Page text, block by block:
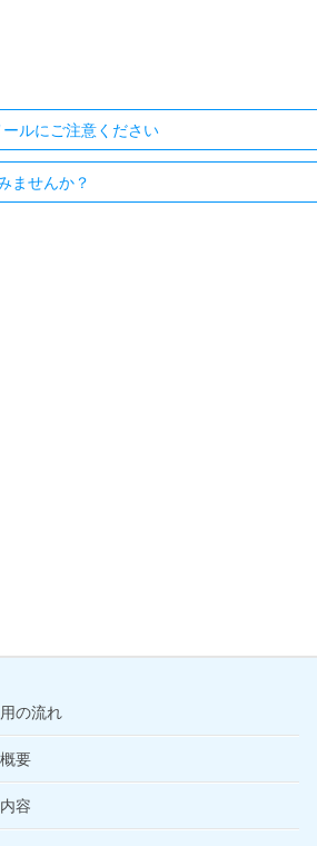
ルにご注意ください
ませんか？
の流れ
要
容